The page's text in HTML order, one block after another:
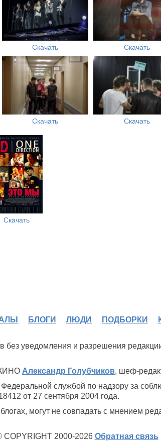
Скачать Скачать
Скачать Скачать
Скачать
БЛОГИ ЛЮДИ ПОДБОРКИ
без уведомления и разрешения
Александр Голубчиков, шеф-
службой по надзору за
от 27 сентября 2004 года.
могут не совпадать с мнением
COPYRIGHT 2000-2026 Обратная связь